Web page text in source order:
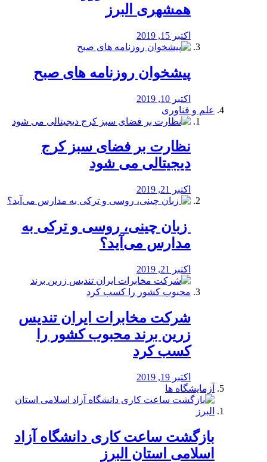
همشهری البرز
اکتبر 15, 2019
پیشخوان روزنامه های صبح
اکتبر 10, 2019
علم و فناوری
نظارت بر فضای سبز کرج
دیجیتالی می شود
اکتبر 21, 2019
️ زبان چینی، روسی و ترکی به
مدارس می‌آید؟
اکتبر 21, 2019
شرکت مخابرات ایران تندیس
زرین برند محبوب کشور را
کسب کرد
اکتبر 19, 2019
آزمایشگاه ها
بازگشت ساعت کاری دانشگاه آزاد
اسلامی استان البرز